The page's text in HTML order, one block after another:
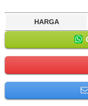
HARGA